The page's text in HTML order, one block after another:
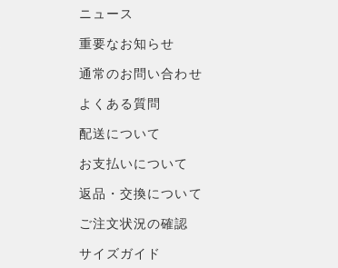
ニュース
重要なお知らせ
通常のお問い合わせ
よくある質問
配送について
お支払いについて
返品・交換について
ご注文状況の確認
サイズガイド